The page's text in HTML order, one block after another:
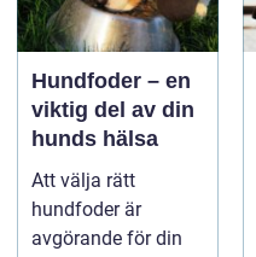
Hundfoder – en
viktig del av din
hunds hälsa
Att välja rätt
hundfoder är
avgörande för din